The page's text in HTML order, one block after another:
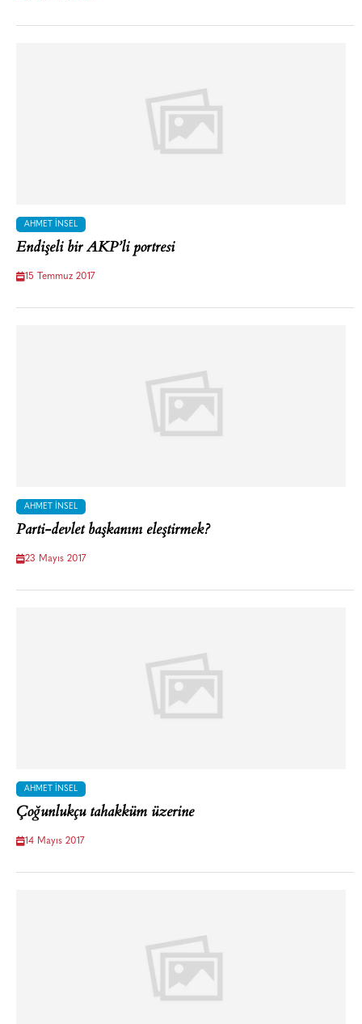
AHMET İNSEL
Endişeli bir AKP’li portresi
15 Temmuz 2017
AHMET İNSEL
Parti-devlet başkanını eleştirmek?
23 Mayıs 2017
AHMET İNSEL
Çoğunlukçu tahakküm üzerine
14 Mayıs 2017